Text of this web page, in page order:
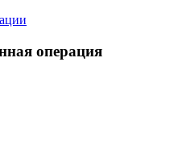
операция